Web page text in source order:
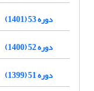
دوره 53 (1401)
دوره 52 (1400)
دوره 51 (1399)